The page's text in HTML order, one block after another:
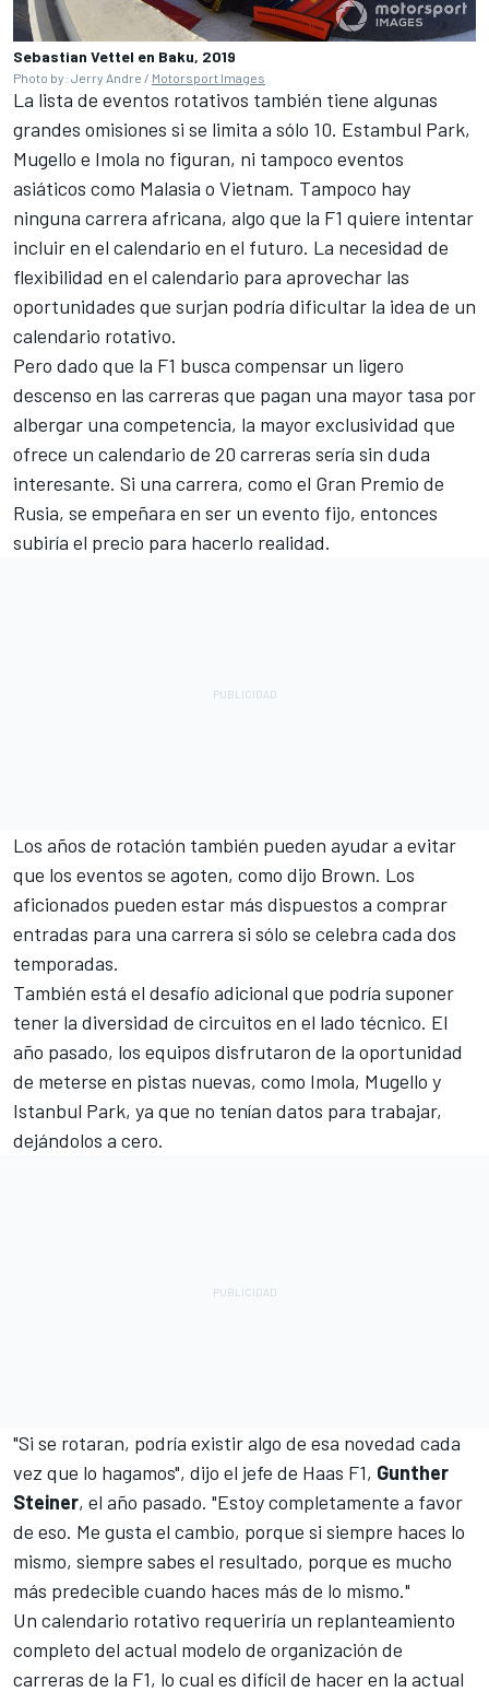
Sebastian Vettel en Baku, 2019
Photo by: Jerry Andre / Motorsport Images
La lista de eventos rotativos también tiene algunas
grandes omisiones si se limita a sólo 10. Estambul Park,
Mugello e Imola no figuran, ni tampoco eventos
asiáticos como Malasia o Vietnam. Tampoco hay
ninguna carrera africana, algo que la F1 quiere intentar
incluir en el calendario en el futuro. La necesidad de
flexibilidad en el calendario para aprovechar las
oportunidades que surjan podría dificultar la idea de un
calendario rotativo.
Pero dado que la F1 busca compensar un ligero
descenso en las carreras que pagan una mayor tasa por
albergar una competencia, la mayor exclusividad que
ofrece un calendario de 20 carreras sería sin duda
interesante. Si una carrera, como el Gran Premio de
Rusia, se empeñara en ser un evento fijo, entonces
subiría el precio para hacerlo realidad.
Los años de rotación también pueden ayudar a evitar
que los eventos se agoten, como dijo Brown. Los
aficionados pueden estar más dispuestos a comprar
entradas para una carrera si sólo se celebra cada dos
temporadas.
También está el desafío adicional que podría suponer
tener la diversidad de circuitos en el lado técnico. El
año pasado, los equipos disfrutaron de la oportunidad
de meterse en pistas nuevas, como Imola, Mugello y
Istanbul Park, ya que no tenían datos para trabajar,
dejándolos a cero.
"Si se rotaran, podría existir algo de esa novedad cada
vez que lo hagamos", dijo el jefe de Haas F1, Gunther
Steiner, el año pasado. "Estoy completamente a favor
de eso. Me gusta el cambio, porque si siempre haces lo
mismo, siempre sabes el resultado, porque es mucho
más predecible cuando haces más de lo mismo."
Un calendario rotativo requeriría un replanteamiento
completo del actual modelo de organización de
carreras de la F1, lo cual es difícil de hacer en la actual